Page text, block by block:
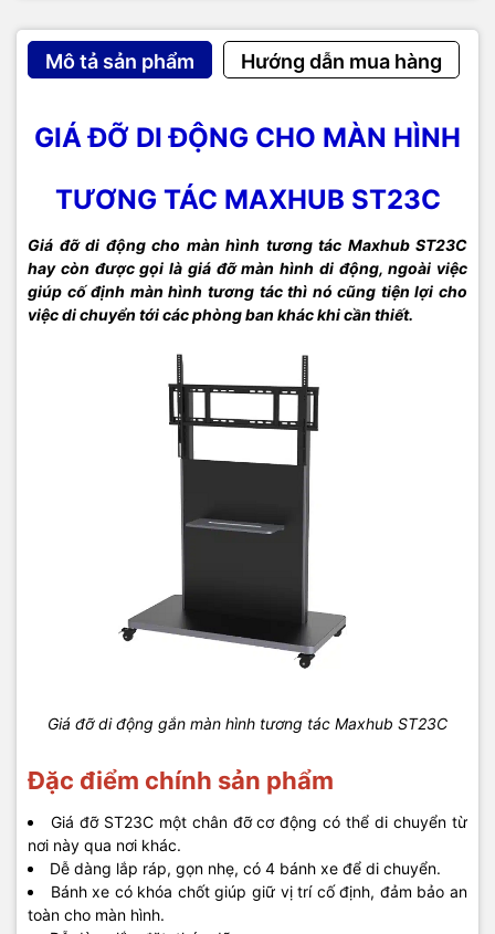
Mô tả sản phẩm Hướng dẫn mua hàng
GIÁ ĐỠ DI ĐỘNG CHO MÀN HÌNH
TƯƠNG TÁC MAXHUB ST23C
Giá đỡ di động cho màn hình tương tác Maxhub ST23C
hay còn được gọi là giá đỡ màn hình di động, ngoài việc
giúp cố định màn hình tương tác thì nó cũng tiện lợi cho
việc di chuyển tới các phòng ban khác khi cần thiết. ​
Giá đỡ di động gắn màn hình tương tác Maxhub ST23C
Đặc điểm chính sản phẩm
Giá đỡ ST23C một chân đỡ cơ động có thể di chuyển từ
nơi này qua nơi khác.
Dễ dàng lắp ráp, gọn nhẹ, có 4 bánh xe để di chuyển.
Bánh xe có khóa chốt giúp giữ vị trí cố định, đảm bảo an
toàn cho màn hình.